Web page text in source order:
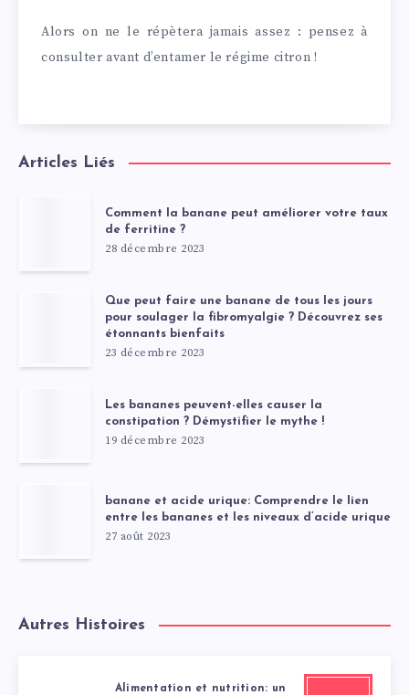
Alors on ne le répètera jamais assez : pensez à
consulter avant d’entamer le régime citron !
Articles Liés
Comment la banane peut améliorer votre taux
de ferritine ?
28 décembre 2023
Que peut faire une banane de tous les jours
pour soulager la fibromyalgie ? Découvrez ses
étonnants bienfaits
23 décembre 2023
Les bananes peuvent-elles causer la
constipation ? Démystifier le mythe !
19 décembre 2023
banane et acide urique: Comprendre le lien
entre les bananes et les niveaux d’acide urique
27 août 2023
Autres Histoires
Alimentation et nutrition: un